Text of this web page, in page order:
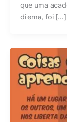
que uma
dilema, foi […]